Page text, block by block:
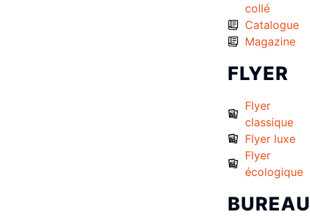
collé
Catalogue
Magazine
FLYER
Flyer
classique
Flyer luxe
Flyer
écologique
BUREAU